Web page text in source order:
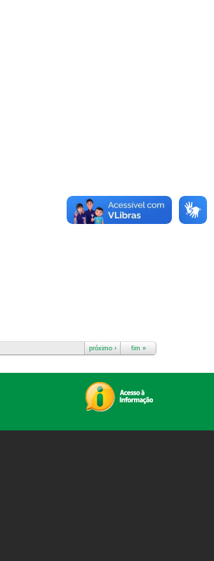
próximo › fim »